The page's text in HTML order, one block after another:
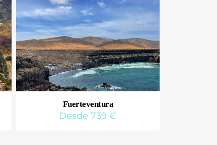
Fuerteventura
Desde 739 €